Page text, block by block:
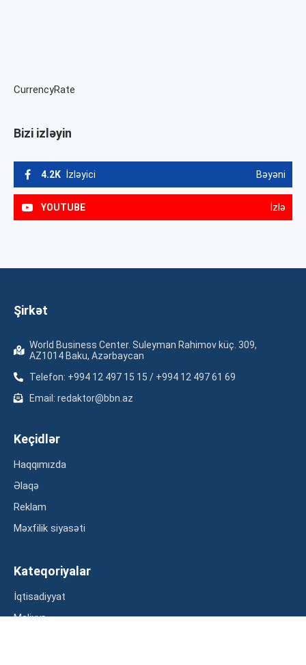
CurrencyRate
Bizi izləyin
4.2K İzləyici Bəyəni
YOUTUBE İzlə
Şirkət
World Business Center. Suleyman Rahimov küç. 309,
AZ1014 Baku, Azərbaycan
Telefon: +994 12 497 15 15 / +994 12 497 61 69
Email: redaktor@bbn.az
Keçidlər
Haqqımızda
Əlaqə
Reklam
Məxfilik siyasəti
Kateqoriyalar
İqtisadiyyat
Maliyyə